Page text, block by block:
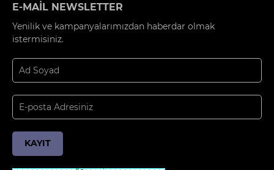
E-MAİL NEWSLETTER
Yenilik ve kampanyalarımızdan haberdar olmak
istermisiniz.
KAYIT